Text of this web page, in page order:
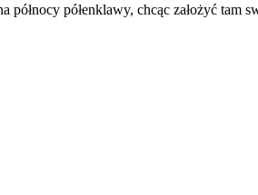
półenklawy, chcąc założyć tam